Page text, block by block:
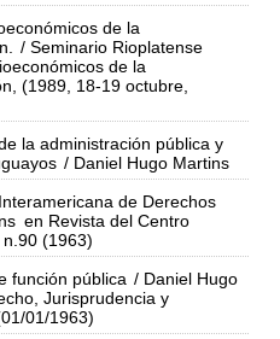
de la
/ Seminario Rioplatense
de la
(1989, 18-19 octubre,
la administración pública y
/ Daniel Hugo Martins
de Derechos
en Revista del Centro
(1963)
función pública / Daniel Hugo
Jurisprudencia y
01/1963)